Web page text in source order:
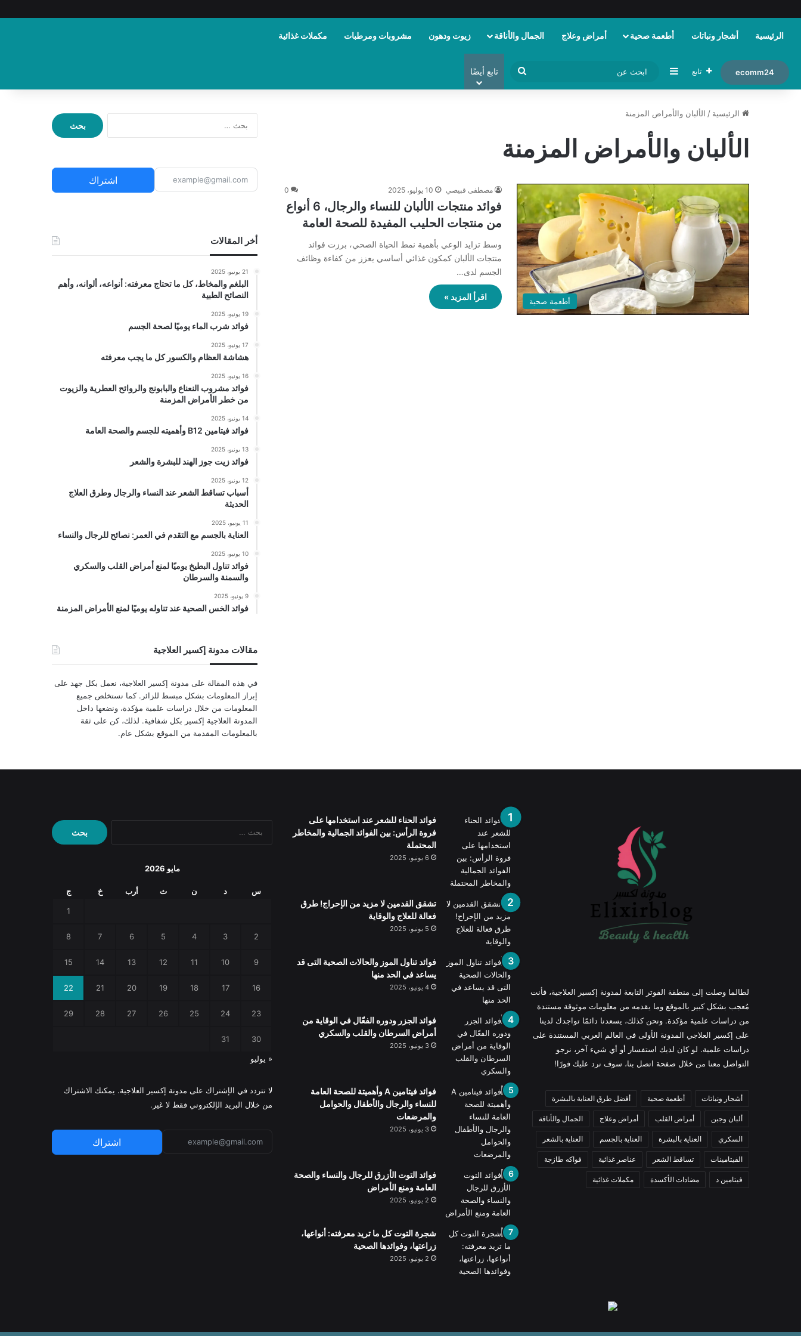
الرئيسية أشجار ونباتات أطعمة صحية أمراض وعلاج الجمال والأناقة زيوت ودهون مشروبات ومرطبات مكملات غذائية
ecomm24 تابع إضافة عمود جانبي
عن
تابع أيضًا
الرئيسية / الألبان والأمراض المزمنة
الألبان والأمراض المزمنة
أطعمة صحية
مصطفى قبيصي 10 يوليو، 2025 0
فوائد منتجات الألبان للنساء والرجال، 6 أنواع
من منتجات الحليب المفيدة للصحة العامة
وسط تزايد الوعي بأهمية نمط الحياة الصحي، برزت فوائد
منتجات الألبان كمكون غذائي أساسي يعزز من كفاءة وظائف
الجسم لدى…
اقرأ المزيد »
ث
ع
ن
اشتراك
أخر المقالات
21 يونيو، 2025
البلغم والمخاط، كل ما تحتاج معرفته: أنواعه، ألوانه، وأهم
النصائح الطبية
19 يونيو، 2025
فوائد شرب الماء يوميًا لصحة الجسم
17 يونيو، 2025
هشاشة العظام والكسور كل ما يجب معرفته
16 يونيو، 2025
فوائد مشروب النعناع والبابونج والروائح العطرية والزيوت
من خطر الأمراض المزمنة
14 يونيو، 2025
فوائد فيتامين B12 وأهميته للجسم والصحة العامة
13 يونيو، 2025
فوائد زيت جوز الهند للبشرة والشعر
12 يونيو، 2025
أسباب تساقط الشعر عند النساء والرجال وطرق العلاج
الحديثة
11 يونيو، 2025
العناية بالجسم مع التقدم في العمر: نصائح للرجال والنساء
10 يونيو، 2025
فوائد تناول البطيخ يوميًا لمنع أمراض القلب والسكري
والسمنة والسرطان
9 يونيو، 2025
فوائد الخس الصحية عند تناوله يوميًا لمنع الأمراض المزمنة
مقالات مدونة إكسير العلاجية
في هذه المقالة على مدونة إكسير العلاجية، نعمل بكل جهد على
إبراز المعلومات بشكل مبسط للزائر. كما نستخلص جميع
المعلومات من خلال دراسات علمية مؤكدة، ونضعها داخل
المدونة العلاجية إكسير بكل شفافية. لذلك، كن على ثقة
بالمعلومات المقدمة من الموقع بشكل عام.
لطالما وصلت إلى منطقة الفوتر التابعة لمدونة إكسير العلاجية، فأنت
مُعجب بشكل كبير بالموقع وما يقدمه من معلومات موثوقة مستندة
من دراسات علمية مؤكدة. ونحن كذلك، يسعدنا دائمًا تواجدك لدينا
على إكسير العلاجي المدونة الأولى في العالم العربي المستندة على
دراسات علمية. لو كان لديك استفسار أو أي شيء آخر، نرجو
التواصل معنا من خلال صفحة اتصل بنا، سوف نرد عليك فورًا!
أشجار ونباتات أطعمة صحية أفضل طرق العناية بالبشرة
ألبان وجبن أمراض القلب أمراض وعلاج الجمال والأناقة
السكري العناية بالبشرة العناية بالجسم العناية بالشعر
الفيتامينات تساقط الشعر عناصر غذائية فواكه طازجة
فيتامين د مضادات الأكسدة مكملات غذائية
فوائد الحناء للشعر عند استخدامها على
فروة الرأس: بين الفوائد الجمالية والمخاطر
المحتملة
6 يونيو، 2025
تشقق القدمين لا مزيد من الإحراج! طرق
فعالة للعلاج والوقاية
5 يونيو، 2025
فوائد تناول الموز والحالات الصحية التى قد
يساعد في الحد منها
4 يونيو، 2025
فوائد الجزر ودوره الفعّال في الوقاية من
أمراض السرطان والقلب والسكري
3 يونيو، 2025
فوائد فيتامين A وأهميتة للصحة العامة
للنساء والرجال والأطفال والحوامل
والمرضعات
3 يونيو، 2025
فوائد التوت الأزرق للرجال والنساء والصحة
العامة ومنع الأمراض
2 يونيو، 2025
شجرة التوت كل ما تريد معرفته: أنواعها،
زراعتها، وفوائدها الصحية
2 يونيو، 2025
البحث
عن:
مايو 2026
س د ن ث أرب خ ج
1
2
3
4
5
6
7
8
9
10
11
12
13
14
15
16
17
18
19
20
21
22
23
24
25
26
27
28
29
30
31
« يوليو
لا تتردد في الإشتراك على مدونة إكسير العلاجية. يمكنك الاشتراك
من خلال البريد الإلكتروني فقط لا غير.
اشتراك